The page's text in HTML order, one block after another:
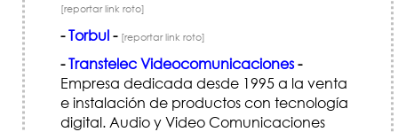
[reportar link roto]
-Torbul- [reportar link roto]
-Transtelec Videocomunicaciones-
Empresa dedicada desde 1995 a la venta
e instalación de productos con tecnología
digital. Audio y Video Comunicaciones